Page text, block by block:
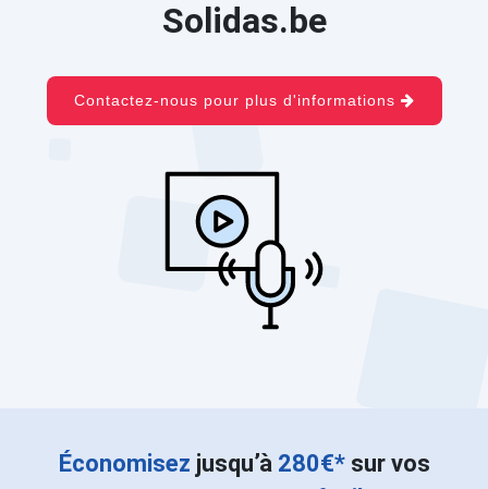
Solidas.be
Contactez-nous pour plus d'informations
Économisez jusqu’à 280€*sur vos